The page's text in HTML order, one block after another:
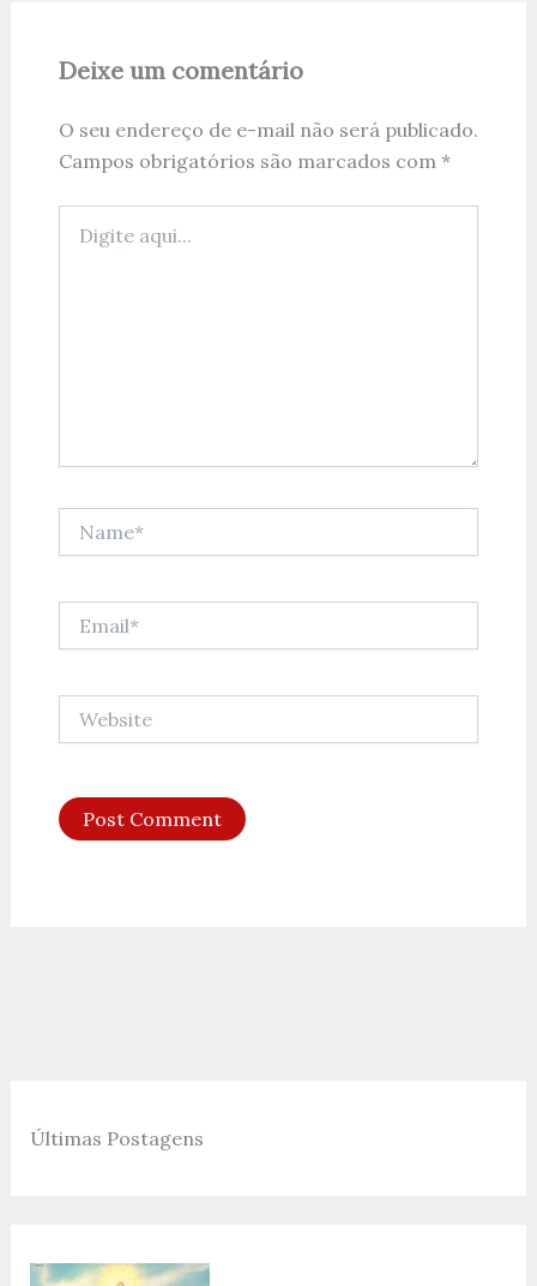
Deixe um comentário
O seu endereço de e-mail não será publicado.
Campos obrigatórios são marcados com *
aqui...
Últimas Postagens